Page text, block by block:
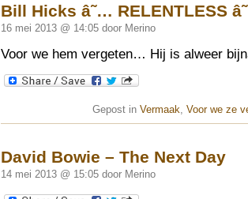
Bill Hicks â˜… RELENTLESS
16 mei 2013 @ 14:05 door Merino
Voor we hem vergeten… Hij is alweer
Gepost in Vermaak Voor we ze
David Bowie – The Next Day
14 mei 2013 @ 15:05 door Merino